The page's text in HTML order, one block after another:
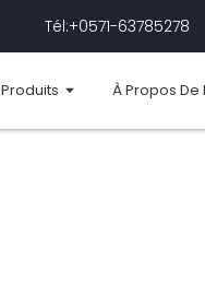
Tél:+0571-63785278
Produits À Propos De